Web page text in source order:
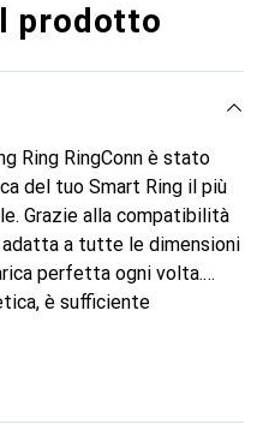
prodotto
Ring RingConn è stato
del tuo Smart Ring il più
Grazie alla compatibilità
adatta a tutte le dimensioni
perfetta ogni volta.
è sufficiente
suono "ding" conferma
il logo si illumina